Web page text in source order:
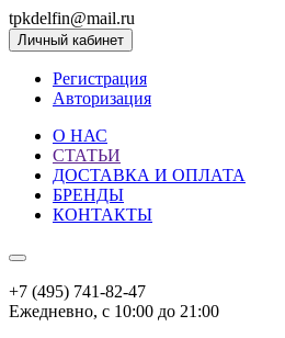
tpkdelfin@mail.ru
Личный кабинет
Регистрация
Авторизация
О НАС
СТАТЬИ
ДОСТАВКА И ОПЛАТА
БРЕНДЫ
КОНТАКТЫ
+7 (495) 741-82-47
Ежедневно, с 10:00 до 21:00